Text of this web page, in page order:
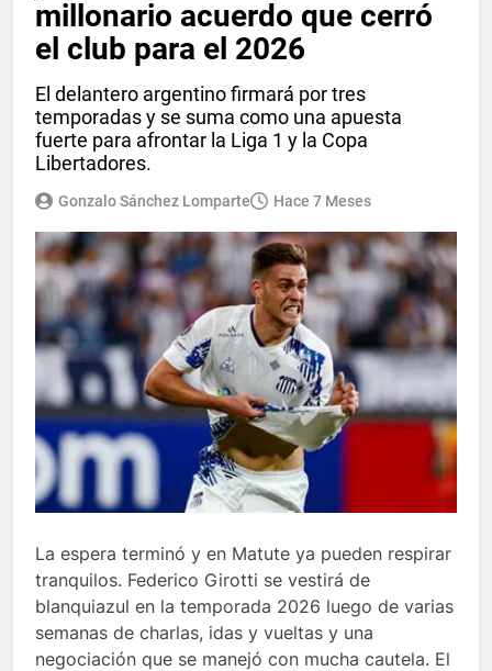
millonario acuerdo que cerró
el club para el 2026
El delantero argentino firmará por tres
temporadas y se suma como una apuesta
fuerte para afrontar la Liga 1 y la Copa
Libertadores.
Gonzalo Sánchez Lomparte Hace 7 Meses
La espera terminó y en Matute ya pueden respirar
tranquilos. Federico Girotti se vestirá de
blanquiazul en la temporada 2026 luego de varias
semanas de charlas, idas y vueltas y una
negociación que se manejó con mucha cautela. El